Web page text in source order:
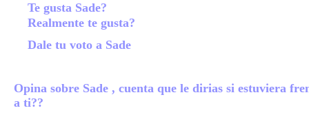
Te gusta Sade?
Realmente te gusta?
Dale tu voto a Sade
Opina sobre Sade , cuenta que le dirias si estuviera
a ti??